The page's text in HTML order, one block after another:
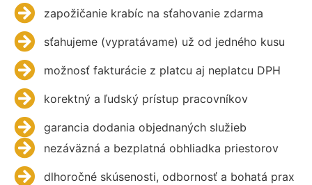
zapožičanie krabíc na sťahovanie zdarma
sťahujeme (vypratávame) už od jedného kusu
možnosť fakturácie z platcu aj neplatcu DPH
korektný a ľudský prístup pracovníkov
garancia dodania objednaných služieb
nezáväzná a bezplatná obhliadka priestorov
dlhoročné skúsenosti, odbornosť a bohatá prax